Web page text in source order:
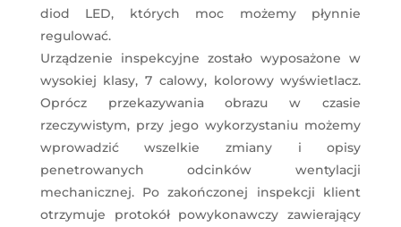
diod LED, których moc możemy płynnie
regulować.
Urządzenie inspekcyjne zostało wyposażone w
wysokiej klasy, 7 calowy, kolorowy wyświetlacz.
Oprócz przekazywania obrazu w czasie
rzeczywistym, przy jego wykorzystaniu możemy
wprowadzić wszelkie zmiany i opisy
penetrowanych odcinków wentylacji
mechanicznej. Po zakończonej inspekcji klient
otrzymuje protokół powykonawczy zawierający